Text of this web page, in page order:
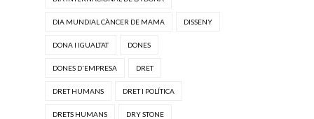
DIA MUNDIAL CÀNCER DE MAMA DISSENY
DONA I IGUALTAT DONES
DONES D'EMPRESA DRET
DRET HUMANS DRET I POLÍTICA
DRETS HUMANS DRY STONE